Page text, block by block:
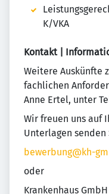
K/VKA
Kontakt |
Weitere Auskünfte
fachlichen
Anne Ertel, unter
Wir freuen uns auf
Unterlagen
bewerbung@kh-
oder
Krankenhaus